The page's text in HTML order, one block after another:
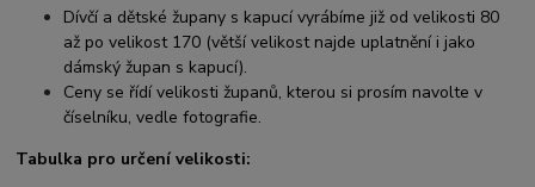
Dívčí a dětské župany s kapucí vyrábíme již od velikosti 80
až po velikost 170 (větší velikost najde uplatnění i jako
dámský župan s kapucí).
Ceny se řídí velikosti županů, kterou si prosím navolte v
číselníku, vedle fotografie.
Tabulka pro určení velikosti: